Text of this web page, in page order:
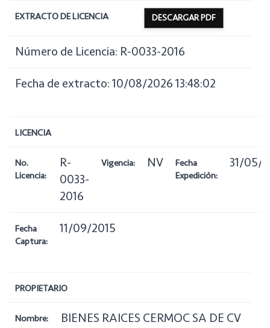
EXTRACTO DE LICENCIA DESCARGAR PDF
Número de Licencia: R-0033-2016
Fecha de extracto: 10/08/2026 13:48:02
LICENCIA
No.
Licencia:
R-
0033-
2016
Vigencia: NV
Fecha
Expedición:
31/05/
Fecha
Captura:
11/09/2015
PROPIETARIO
Nombre: BIENES RAICES CERMOC SA DE CV